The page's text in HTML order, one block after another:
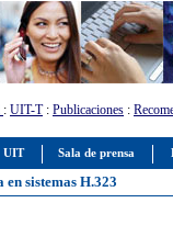
UIT Sala de prensa
: UIT-T: Publicaciones :
sistemas H.323